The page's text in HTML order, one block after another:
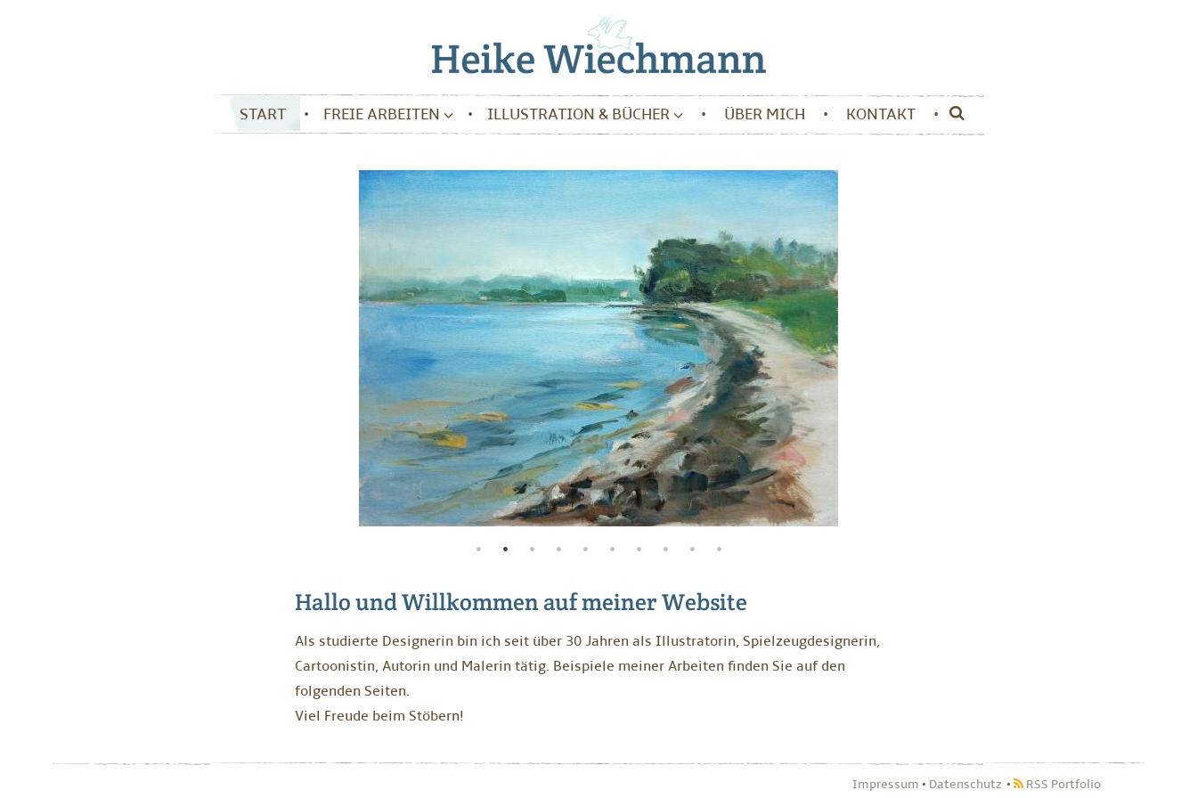
START FREIE ARBEITEN ILLUSTRATION & BÜCHER ÜBER MICH KONTAKT
Hallo und Willkommen auf meiner Website
Als studierte Designerin bin ich seit über 30 Jahren als Illustratorin, Spielzeugdesignerin,
Cartoonistin, Autorin und Malerin tätig. Beispiele meiner Arbeiten finden Sie auf den
folgenden Seiten.
Viel Freude beim Stöbern!
Impressum • Datenschutz RSS Portfolio